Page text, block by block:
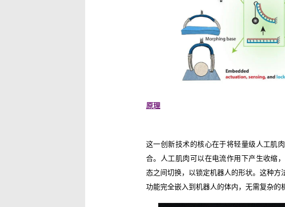
原理
这一创新技术的核心在于将轻量级人工肌
合。人工肌肉可以在电流作用下产生收缩
态之间切换，以锁定机器人的形状。这种
功能完全嵌入到机器人的体内，无需复杂的